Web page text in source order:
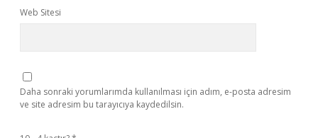
Web Sitesi
Daha sonraki yorumlarımda kullanılması için adım, e-posta adresim
ve site adresim bu tarayıcıya kaydedilsin.